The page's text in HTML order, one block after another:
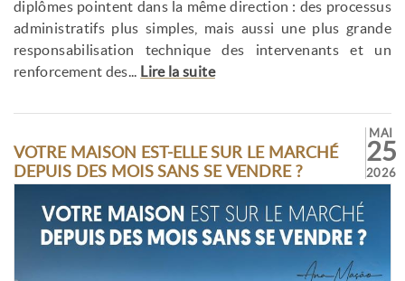
diplômes pointent dans la même direction : des processus
administratifs plus simples, mais aussi une plus grande
responsabilisation technique des intervenants et un
renforcement des... Lire la suite
VOTRE MAISON EST-ELLE SUR LE MARCHÉ
DEPUIS DES MOIS SANS SE VENDRE ?
MAI
25
2026